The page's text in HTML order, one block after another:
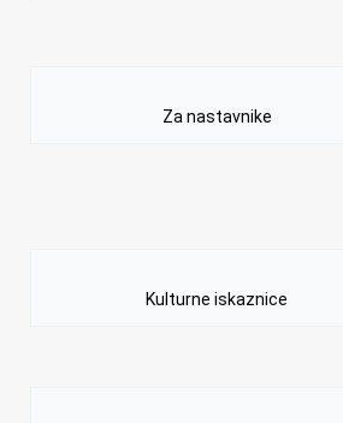
Za nastavnike
Kulturne iskaznice